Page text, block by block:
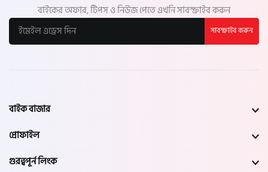
বাইকের অফার, টিপস ও নিউজ পেতে এখনি সাবস্ক্রাইব করুন
সাবস্ক্রাইব করুন
বাইক বাজার
প্রোফাইল
গুরত্বপূর্ন লিংক